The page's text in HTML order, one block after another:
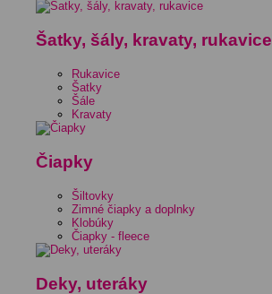
Šatky, šály, kravaty, rukavice
Rukavice
Šatky
Šále
Kravaty
Čiapky
Šiltovky
Zimné čiapky a doplnky
Klobúky
Čiapky - fleece
Deky, uteráky